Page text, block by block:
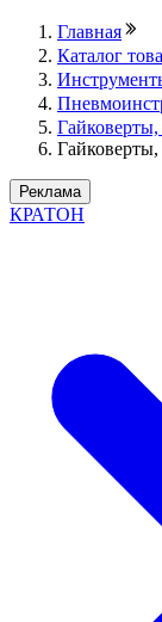
Главная
Каталог
Реклама
КРАТОН